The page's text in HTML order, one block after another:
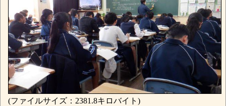
(ファイルサイズ：2381.8キロバイト)